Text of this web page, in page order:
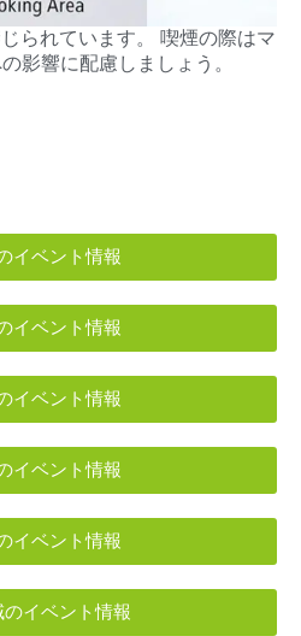
られています。 喫煙の際はマ
影響に配慮しましょう。
イベント情報
イベント情報
イベント情報
イベント情報
イベント情報
のイベント情報